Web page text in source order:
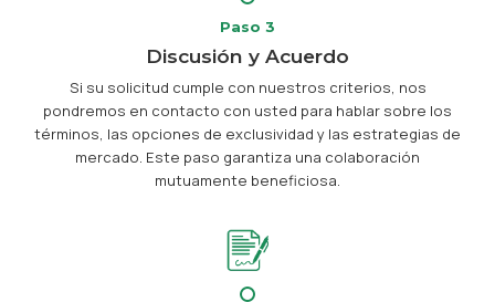
Paso 3
Discusión y Acuerdo
Si su solicitud cumple con nuestros criterios, nos
pondremos en contacto con usted para hablar sobre los
términos, las opciones de exclusividad y las estrategias de
mercado. Este paso garantiza una colaboración
mutuamente beneficiosa.